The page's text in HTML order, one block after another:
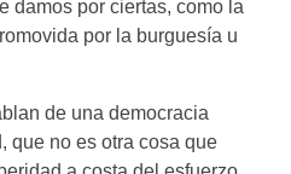
damos por ciertas, como la
por la burguesía u
de una democracia
que no es otra cosa que